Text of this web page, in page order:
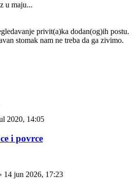
u maju...
privit(a)ka dodan(og)ih postu.
stomak nam ne treba da ga zivimo.
2020, 14:05
i povrce
14 jun 2026, 17:23